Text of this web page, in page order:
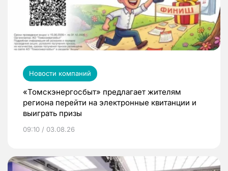
Новости компаний
«Томскэнергосбыт» предлагает жителям
региона перейти на электронные квитанции и
выиграть призы
09:10 / 03.08.26